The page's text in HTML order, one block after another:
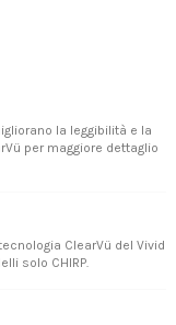
la leggibilità e la
per maggiore dettaglio
ClearVü del Vivid
solo CHIRP.